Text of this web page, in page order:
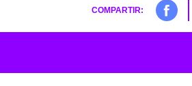
COMPARTIR: